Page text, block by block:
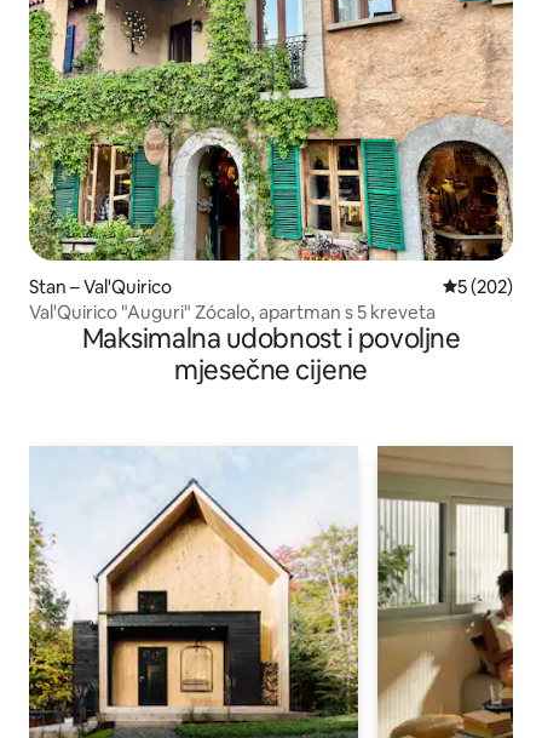
Stan – Val'Quirico Prosječna
5 (202)
Val'Quirico "Auguri" Zócalo, apartman s 5 kreveta
Maksimalna udobnost i povoljne
mjesečne cijene